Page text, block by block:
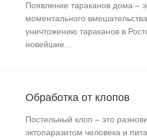
Появление тараканов дома –
моментального
уничтожению тараканов в
новейшие...
Обработка от клопов
Постельный клоп – это
эктопаразитом человека и